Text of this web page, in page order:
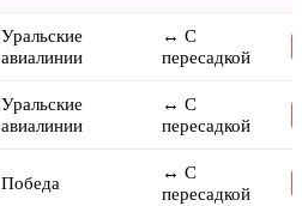
Уральские
авиалинии
↔ С
пересадкой
Уральские
авиалинии
↔ С
пересадкой
Победа
↔ С
пересадкой